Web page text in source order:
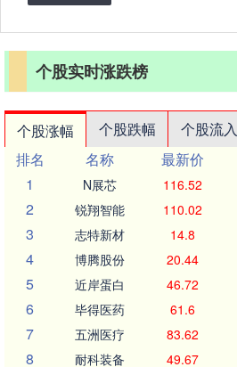
个股实时涨跌榜
个股涨幅 个股跌幅 个股流入
排名
名称 最新价
1
N展芯 116.52
2 锐翔智能 110.02
3 志特新材 14.8
4 博腾股份 20.44
5 近岸蛋白 46.72
6 毕得医药 61.6
7 五洲医疗 83.62
8 耐科装备 49.67